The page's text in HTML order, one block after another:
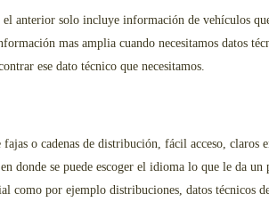
anterior solo incluye información de vehículos
mas amplia cuando necesitamos datos
ese dato técnico que necesitamos.
o cadenas de distribución, fácil acceso, claros
donde se puede escoger el idioma lo que le da
por ejemplo distribuciones, datos técnicos